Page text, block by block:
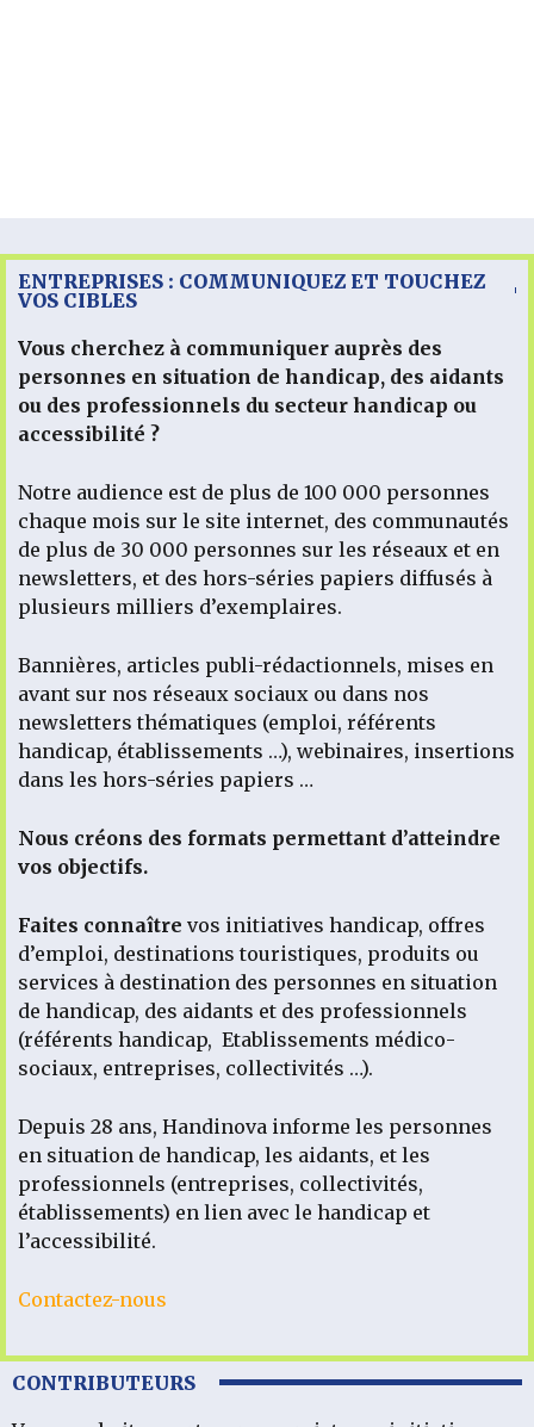
ENTREPRISES : COMMUNIQUEZ ET TOUCHEZ
VOS CIBLES
Vous cherchez à communiquer auprès des
personnes en situation de handicap, des aidants
ou des professionnels du secteur handicap ou
accessibilité ?
Notre audience est de plus de 100 000 personnes
chaque mois sur le site internet, des communautés
de plus de 30 000 personnes sur les réseaux et en
newsletters, et des hors-séries papiers diffusés à
plusieurs milliers d’exemplaires.
Bannières, articles publi-rédactionnels, mises en
avant sur nos réseaux sociaux ou dans nos
newsletters thématiques (emploi, référents
handicap, établissements …), webinaires, insertions
dans les hors-séries papiers …
Nous créons des formats permettant d’atteindre
vos objectifs.
Faites connaître vos initiatives handicap, offres
d’emploi, destinations touristiques, produits ou
services à destination des personnes en situation
de handicap, des aidants et des professionnels
(référents handicap, Etablissements médico-
sociaux, entreprises, collectivités …).
Depuis 28 ans, Handinova informe les personnes
en situation de handicap, les aidants, et les
professionnels (entreprises, collectivités,
établissements) en lien avec le handicap et
l’accessibilité.
Contactez-nous
CONTRIBUTEURS